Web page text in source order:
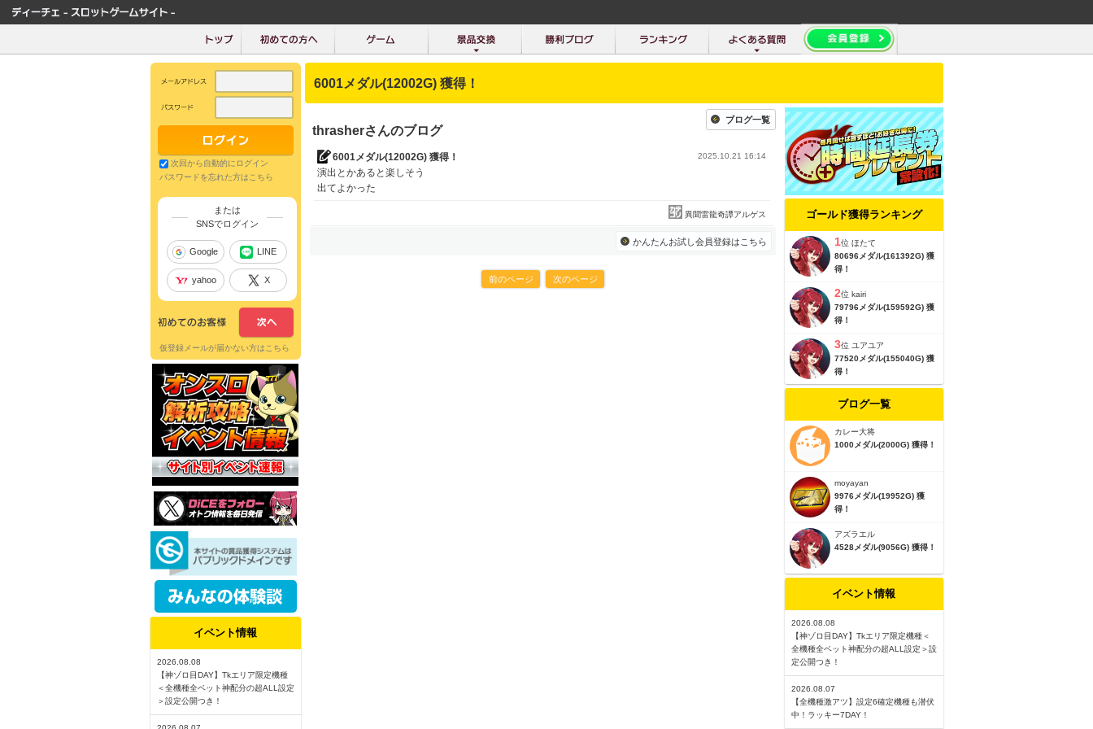
6001メダル(12002G) 獲得！
thrasherさんのブログ
ブログ一覧
6001メダル(12002G) 獲得！ 2025.10.21 16:14
演出とかあると楽しそう
出てよかった
異聞雷龍奇譚アルゲス
かんたんお試し会員登録はこちら
前のページ 次のページ
ゴールド獲得ランキング
1位 ほたて
80696メダル(161392G) 獲
得！
2位 kairi
79796メダル(159592G) 獲
得！
3位 ユアユア
77520メダル(155040G) 獲
得！
ブログ一覧
カレー大将
1000メダル(2000G) 獲得！
moyayan
9976メダル(19952G) 獲
得！
アズラエル
4528メダル(9056G) 獲得！
イベント情報
2026.08.08
【神ゾロ目DAY】Tkエリア限定機種＜
全機種全ベット神配分の超ALL設定＞設
定公開つき！
2026.08.07
【全機種激アツ】設定6確定機種も潜伏
中！ラッキー7DAY！
次回から自動的にログイン
パスワードを忘れた方はこちら
または
SNSでログイン
Google LINE
yahoo X
仮登録メールが届かない方はこちら
イベント情報
2026.08.08
【神ゾロ目DAY】Tkエリア限定機種
＜全機種全ベット神配分の超ALL設定
＞設定公開つき！